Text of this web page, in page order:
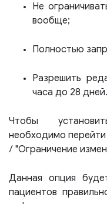
Не
вообще;
Полностью
Разрешить
часа до 28 дней.
Чтобы
необходимо
/ "Ограничение
Данная опция
пациентов